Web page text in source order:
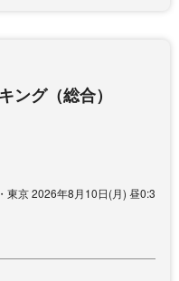
ング（総合）
東京 2026年8月10日(月) 昼0:3